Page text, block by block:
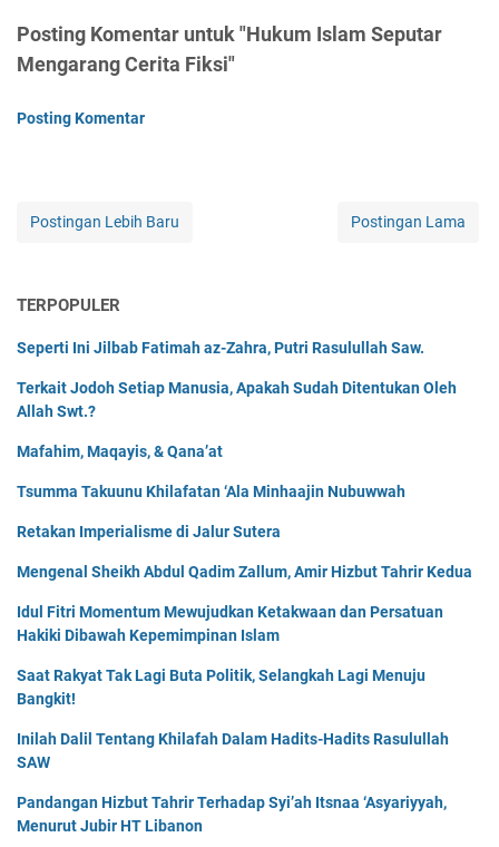
Posting Komentar untuk "Hukum Islam Seputar
Mengarang Cerita Fiksi"
Posting Komentar
Postingan Lebih Baru Postingan Lama
TERPOPULER
Seperti Ini Jilbab Fatimah az-Zahra, Putri Rasulullah Saw.
Terkait Jodoh Setiap Manusia, Apakah Sudah Ditentukan Oleh
Allah Swt.?
Mafahim, Maqayis, & Qana’at
Tsumma Takuunu Khilafatan ‘Ala Minhaajin Nubuwwah
Retakan Imperialisme di Jalur Sutera
Mengenal Sheikh Abdul Qadim Zallum, Amir Hizbut Tahrir Kedua
Idul Fitri Momentum Mewujudkan Ketakwaan dan Persatuan
Hakiki Dibawah Kepemimpinan Islam
Saat Rakyat Tak Lagi Buta Politik, Selangkah Lagi Menuju
Bangkit!
Inilah Dalil Tentang Khilafah Dalam Hadits-Hadits Rasulullah
SAW
Pandangan Hizbut Tahrir Terhadap Syi’ah Itsnaa ‘Asyariyyah,
Menurut Jubir HT Libanon